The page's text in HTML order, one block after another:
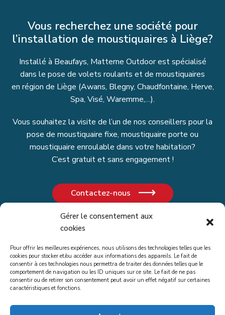
Gérer le consentement aux
cookies
Pour offrir les meilleures expériences, nous utilisons des technologies telles que les
cookies pour stocker et/ou accéder aux informations des appareils. Le fait de
consentir à ces technologies nous permettra de traiter des données telles que le
comportement de navigation ou les ID uniques sur ce site. Le fait de ne pas
consentir ou de retirer son consentement peut avoir un effet négatif sur certaines
caractéristiques et fonctions.
Vous recherchez une société pour
l’installation de moustiquaires à Liège?
Installé à Beaufays, Matterne Outdoor est spécialisé
dans le pose de volets roulants et de moustiquaires
en région de Liège (Awans, Blegny, Chaudfontaine, Herve,
Spa, Visé, Waremme,…).
Vous souhaitez la visite de l’un de nos conseillers pour la
pose de moustiquaire fixe, moustiquaire porte ou
moustiquaire enroulable dans votre habitation?
C’est gratuit et sans engagement !
Contactez-nous
Copyright Matterne Outdoor SRL (BE775.785.709) © 2023 |
Installateur de volets électriques en Belgique |Mentions
légales|Politique de cookies et RGPD
Matterne Outdoor Liège | Voie de l'Ardenne, 117 - 4053
Matterne Outdoor Marche | Zoning de la Pîrîre – Rue du Parc